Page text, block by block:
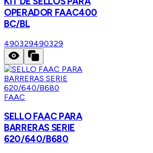
OPERADOR FAAC400
BC/BL
490329490329
FAAC
SELLO FAAC PARA
BARRERAS SERIE
620/640/B680